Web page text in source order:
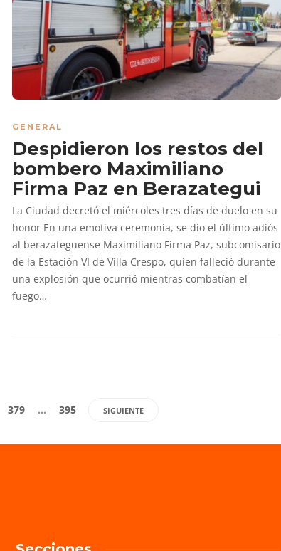
GENERAL
Despidieron los restos del
bombero Maximiliano
Firma Paz en Berazategui
La Ciudad decretó el miércoles tres días de duelo en su
honor En una emotiva ceremonia, se dio el último adiós
al berazateguense Maximiliano Firma Paz, subcomisario
de la Estación VI de Villa Crespo, quien falleció durante
una explosión que ocurrió mientras combatían el
fuego…
379 … 395 SIGUIENTE